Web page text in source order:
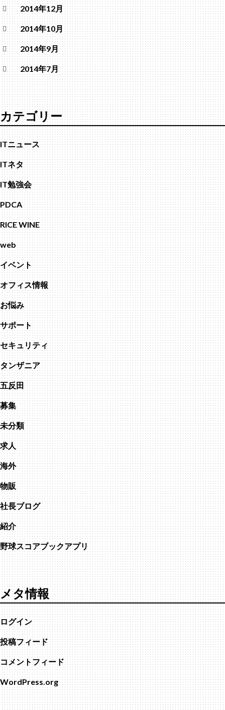
2014年12月
2014年10月
2014年9月
2014年7月
カテゴリー
ITニュース
ITネタ
IT勉強会
PDCA
RICE WINE
web
イベント
オフィス情報
お悩み
サポート
セキュリティ
タンザニア
五反田
募集
未分類
求人
海外
物販
社長ブログ
紹介
野球スコアブックアプリ
メタ情報
ログイン
投稿フィード
コメントフィード
WordPress.org